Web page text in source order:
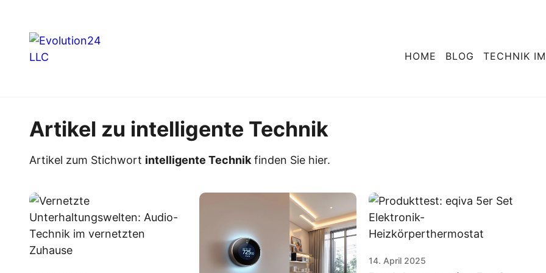
HOME BLOG TECHNIK
Alles über
Bildtechnologien
Von Allroundern bis
Maschinen – Technik
Artikel zu intelligente Technik
Artikel zum Stichwort intelligente Technik finden Sie hier.
14. April 2025